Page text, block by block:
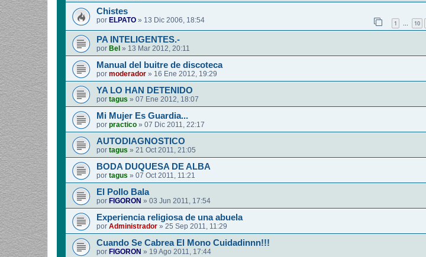
Chistes
por ELPATO » 13 Dic 2006, 18:54 1 10
PA INTELIGENTES.-
por Bel » 13 Mar 2012, 20:11
Manual del buitre de discoteca
por moderador » 16 Ene 2012, 19:29
YA LO HAN DETENIDO
por tagus » 07 Ene 2012, 18:07
Mi Mujer Es Guardia...
por practico » 07 Dic 2011, 22:17
AUTODIAGNOSTICO
por tagus » 21 Oct 2011, 21:05
BODA DUQUESA DE ALBA
por tagus » 07 Oct 2011, 11:21
El Pollo Bala
por FIGORON » 03 Jun 2011, 17:54
Experiencia religiosa de una abuela
por Administrador » 25 Sep 2011, 11:29
Cuando Se Cabrea El Mono Cuidadinnn!!!
por FIGORON » 19 Ago 2011, 17:44